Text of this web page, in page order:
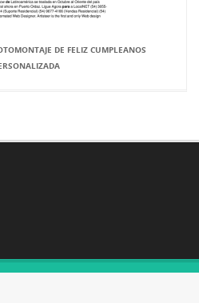
DE FELIZ CUMPLEANOS